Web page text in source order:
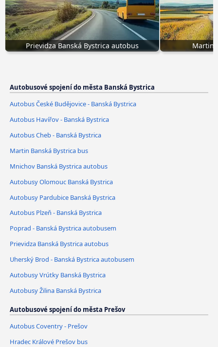
Prievidza Banská Bystrica autobus Martin
Autobusové spojení do města Banská Bystrica
Autobus České Budějovice - Banská Bystrica
Autobus Havířov - Banská Bystrica
Autobus Cheb - Banská Bystrica
Martin Banská Bystrica bus
Mnichov Banská Bystrica autobus
Autobusy Olomouc Banská Bystrica
Autobusy Pardubice Banská Bystrica
Autobus Plzeň - Banská Bystrica
Poprad - Banská Bystrica autobusem
Prievidza Banská Bystrica autobus
Uherský Brod - Banská Bystrica autobusem
Autobusy Vrútky Banská Bystrica
Autobusy Žilina Banská Bystrica
Autobusové spojení do města Prešov
Autobus Coventry - Prešov
Hradec Králové Prešov bus